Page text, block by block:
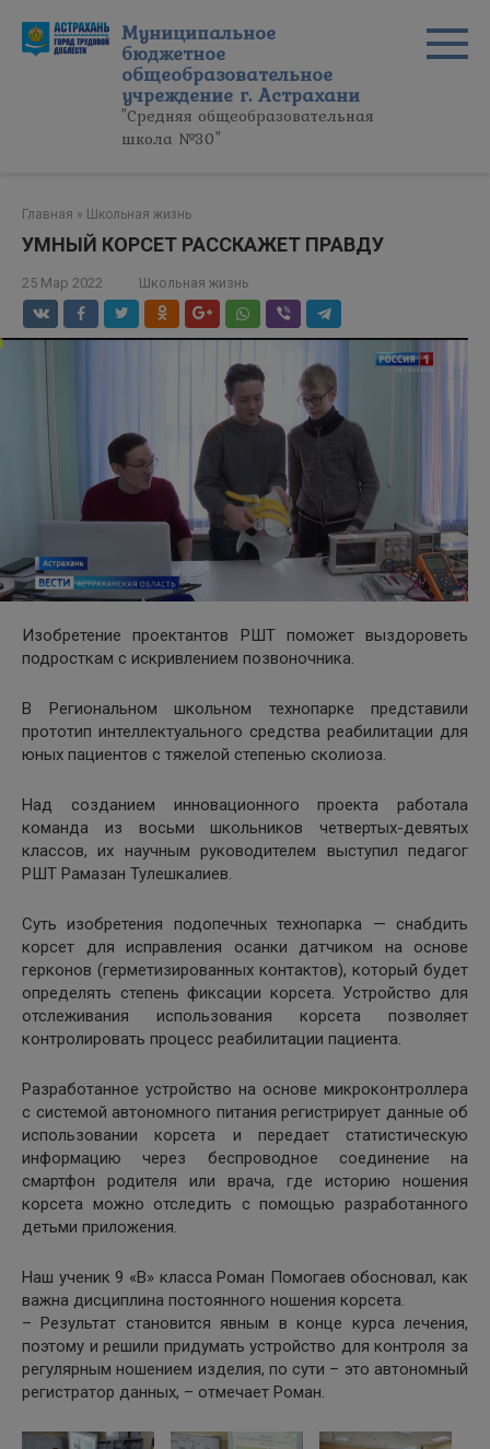
контенту
Муниципальное
бюджетное
общеобразовательное
учреждение г. Астрахани
"Средняя общеобразовательная
школа №30"
Главная » Школьная жизнь
УМНЫЙ КОРСЕТ РАССКАЖЕТ ПРАВДУ
25 Мар 2022 Школьная жизнь
Изобретение проектантов РШТ поможет выздороветь
подросткам с искривлением позвоночника.
В Региональном школьном технопарке представили
прототип интеллектуального средства реабилитации для
юных пациентов с тяжелой степенью сколиоза.
Над созданием инновационного проекта работала
команда из восьми школьников четвертых-девятых
классов, их научным руководителем выступил педагог
РШТ Рамазан Тулешкалиев.
Суть изобретения подопечных технопарка — снабдить
корсет для исправления осанки датчиком на основе
герконов (герметизированных контактов), который будет
определять степень фиксации корсета. Устройство для
отслеживания использования корсета позволяет
контролировать процесс реабилитации пациента.
Разработанное устройство на основе микроконтроллера
с системой автономного питания регистрирует данные об
использовании корсета и передает статистическую
информацию через беспроводное соединение на
смартфон родителя или врача, где историю ношения
корсета можно отследить с помощью разработанного
детьми приложения.
Наш ученик 9 «В» класса Роман Помогаев обосновал, как
важна дисциплина постоянного ношения корсета.
– Результат становится явным в конце курса лечения,
поэтому и решили придумать устройство для контроля за
регулярным ношением изделия, по сути – это автономный
регистратор данных, – отмечает Роман.